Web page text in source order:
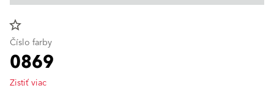
star_border
Číslo farby
0869
Zistiť viac